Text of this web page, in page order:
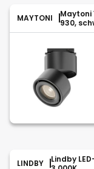
MAYTONI
Maytoni
930,
LINDBY
Lindby